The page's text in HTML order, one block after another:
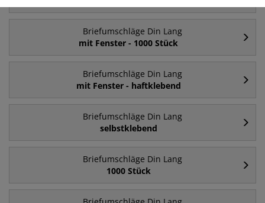
Briefumschläge Din Lang
mit Fenster - 1000 Stück
Briefumschläge Din Lang
mit Fenster - haftklebend
Briefumschläge Din Lang
selbstklebend
Briefumschläge Din Lang
1000 Stück